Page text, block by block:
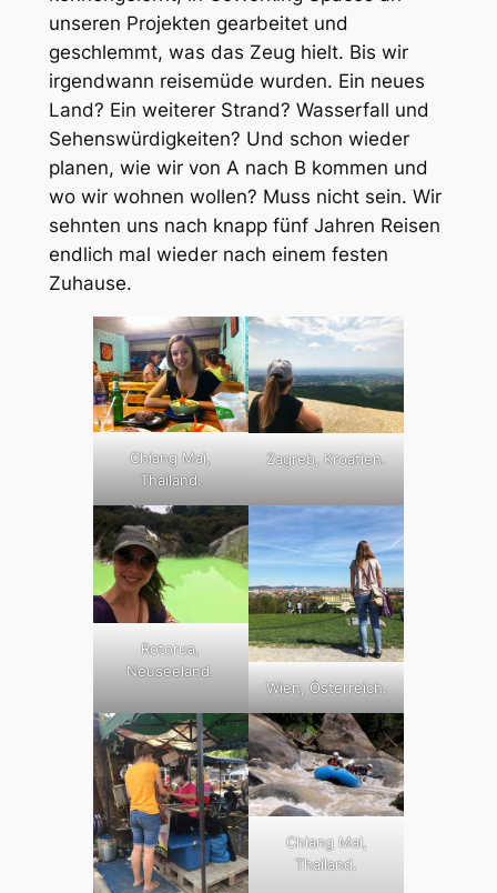
unseren Projekten gearbeitet und
geschlemmt, was das Zeug hielt. Bis wir
irgendwann reisemüde wurden. Ein neues
Land? Ein weiterer Strand? Wasserfall und
Sehenswürdigkeiten? Und schon wieder
planen, wie wir von A nach B kommen und
wo wir wohnen wollen? Muss nicht sein. Wir
sehnten uns nach knapp fünf Jahren Reisen
endlich mal wieder nach einem festen
Zuhause.
Chiang Mai,
Thailand.
Zagreb, Kroatien.
Rotorua,
Neuseeland.
Wien, Österreich.
Chiang Mai,
Thailand.